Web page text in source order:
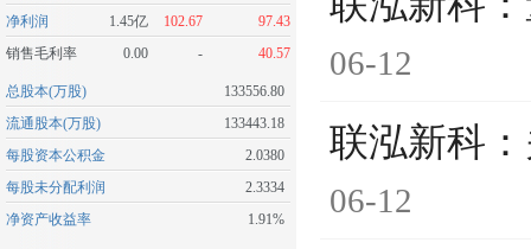
净利润
1.45亿 102.67
97.43
销售毛利率
0.00 - 40.57
总股本(万股)
133556.80
流通股本(万股)
133443.18
每股资本公积金
2.0380
每股未分配利润
2.3334
净资产收益率
1.91%
06-12
联泓新科
06-12